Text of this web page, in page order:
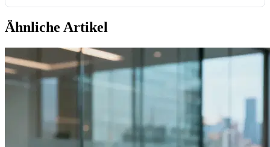
Ähnliche Artikel